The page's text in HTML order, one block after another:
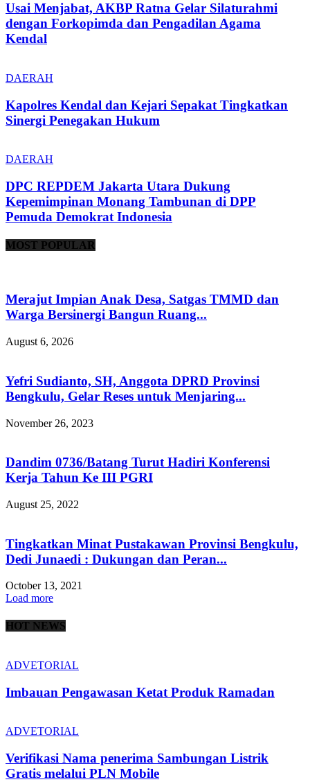
Usai Menjabat, AKBP Ratna Gelar Silaturahmi
dengan Forkopimda dan Pengadilan Agama
Kendal
DAERAH
Kapolres Kendal dan Kejari Sepakat Tingkatkan
Sinergi Penegakan Hukum
DAERAH
DPC REPDEM Jakarta Utara Dukung
Kepemimpinan Monang Tambunan di DPP
Pemuda Demokrat Indonesia
MOST POPULAR
Merajut Impian Anak Desa, Satgas TMMD dan
Warga Bersinergi Bangun Ruang...
August 6, 2026
Yefri Sudianto, SH, Anggota DPRD Provinsi
Bengkulu, Gelar Reses untuk Menjaring...
November 26, 2023
Dandim 0736/Batang Turut Hadiri Konferensi
Kerja Tahun Ke III PGRI
August 25, 2022
Tingkatkan Minat Pustakawan Provinsi Bengkulu,
Dedi Junaedi : Dukungan dan Peran...
October 13, 2021
Load more
HOT NEWS
ADVETORIAL
Imbauan Pengawasan Ketat Produk Ramadan
ADVETORIAL
Verifikasi Nama penerima Sambungan Listrik
Gratis melalui PLN Mobile